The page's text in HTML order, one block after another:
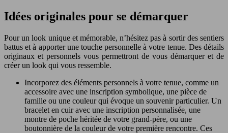
Idées originales pour se démarquer
Pour un look unique et mémorable, n’hésitez pas à sortir des sentiers
battus et à apporter une touche personnelle à votre tenue. Des détails
originaux et personnels vous permettront de vous démarquer et de
créer un look qui vous ressemble.
Incorporez des éléments personnels à votre tenue, comme un
accessoire avec une inscription symbolique, une pièce de
famille ou une couleur qui évoque un souvenir particulier. Un
bracelet en cuir avec une inscription personnalisée, une
montre de poche héritée de votre grand-père, ou une
boutonnière de la couleur de votre première rencontre. Ces